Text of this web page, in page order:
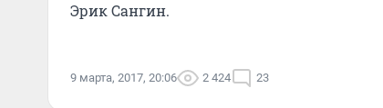
Эрик Сангин.
9 марта, 2017, 20:06 2 424 23